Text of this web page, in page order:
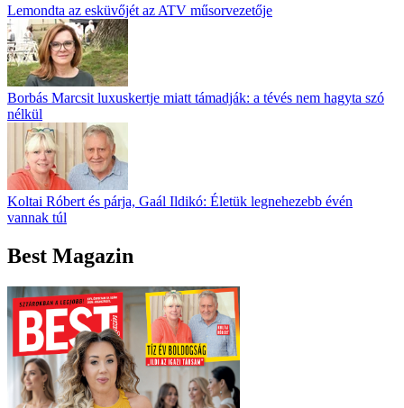
Lemondta az esküvőjét az ATV műsorvezetője
Borbás Marcsit luxuskertje miatt támadják: a tévés nem hagyta szó
nélkül
Koltai Róbert és párja, Gaál Ildikó: Életük legnehezebb évén
vannak túl
Best Magazin